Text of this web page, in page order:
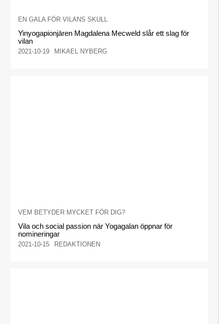
EN GALA FÖR VILANS SKULL
Yinyogapionjären Magdalena Mecweld slår ett slag för
vilan
2021-10-19 MIKAEL NYBERG
VEM BETYDER MYCKET FÖR DIG?
Vila och social passion när Yogagalan öppnar för
nomineringar
2021-10-15 REDAKTIONEN